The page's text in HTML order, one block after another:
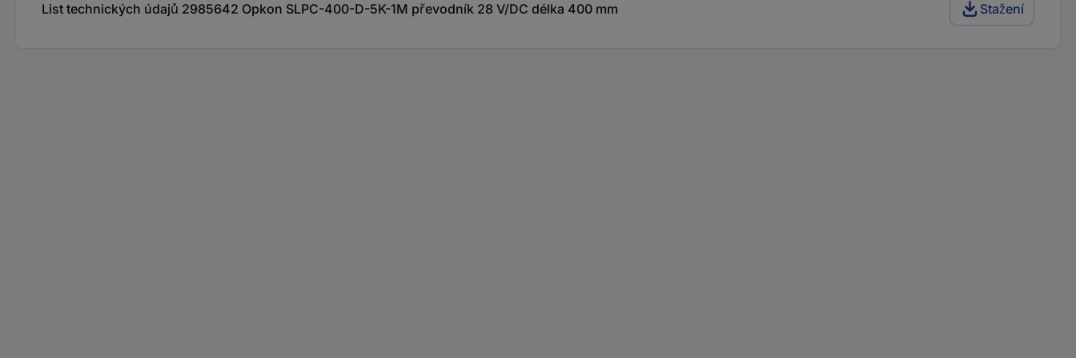
List technických údajů 2985642 Opkon SLPC-400-D-5K-1M převodník 28 V/DC délka 400 mm Stažení